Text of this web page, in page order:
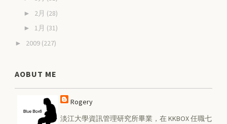
► 2月 (28)
► 1月 (31)
► 2009 (227)
AOBUT ME
Rogery
淡江大學資訊管理研究所畢業，在 KKBOX 任職七